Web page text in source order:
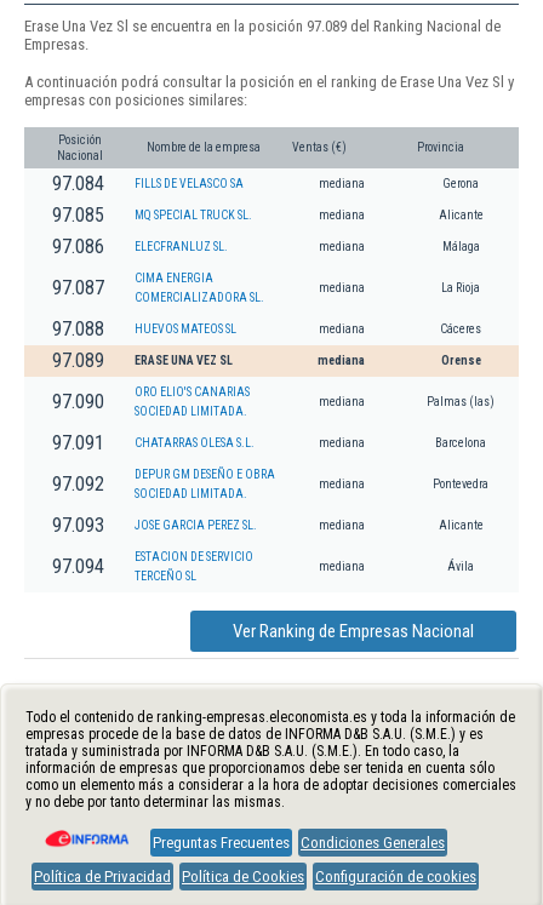
Erase Una Vez Sl se encuentra en la posición 97.089 del Ranking Nacional de
Empresas.
A continuación podrá consultar la posición en el ranking de Erase Una Vez Sl y
empresas con posiciones similares:
Posición
Nacional
Nombre de la empresa Ventas (€) Provincia
97.084 FILLS DE VELASCO SA mediana Gerona
97.085 MQ SPECIAL TRUCK SL. mediana Alicante
97.086 ELECFRANLUZ SL. mediana Málaga
97.087
CIMA ENERGIA
COMERCIALIZADORA SL.
mediana La Rioja
97.088 HUEVOS MATEOS SL mediana Cáceres
97.089 ERASE UNA VEZ SL mediana Orense
97.090
ORO ELIO'S CANARIAS
SOCIEDAD LIMITADA.
mediana Palmas (las)
97.091 CHATARRAS OLESA S.L. mediana Barcelona
97.092
DEPUR GM DESEÑO E OBRA
SOCIEDAD LIMITADA.
mediana Pontevedra
97.093 JOSE GARCIA PEREZ SL. mediana Alicante
97.094
ESTACION DE SERVICIO
TERCEÑO SL
mediana Ávila
Ver Ranking de Empresas Nacional
Todo el contenido de ranking-empresas.eleconomista.es y toda la información de
empresas procede de la base de datos de INFORMA D&B S.A.U. (S.M.E.) y es
tratada y suministrada por INFORMA D&B S.A.U. (S.M.E.). En todo caso, la
información de empresas que proporcionamos debe ser tenida en cuenta sólo
como un elemento más a considerar a la hora de adoptar decisiones comerciales
y no debe por tanto determinar las mismas.
Preguntas Frecuentes Condiciones Generales
Política de Privacidad
Política de Cookies Configuración de cookies